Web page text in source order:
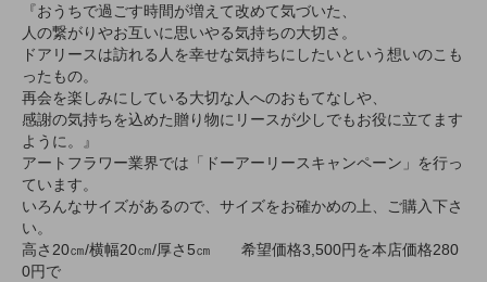
『おうちで過ごす時間が増えて改めて気づいた、
人の繋がりやお互いに思いやる気持ちの大切さ。
ドアリースは訪れる人を幸せな気持ちにしたいという想いのこも
ったもの。
再会を楽しみにしている大切な人へのおもてなしや、
感謝の気持ちを込めた贈り物にリースが少しでもお役に立てます
ように。』
アートフラワー業界では「ドーアーリースキャンペーン」を行っ
ています。
いろんなサイズがあるので、サイズをお確かめの上、ご購入下さ
い。
高さ20㎝/横幅20㎝/厚さ5㎝ 希望価格3,500円を本店価格280
0円で